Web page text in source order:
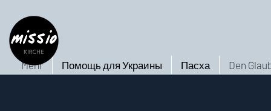
Den
Пасха
Помощь для Украины
Mehr